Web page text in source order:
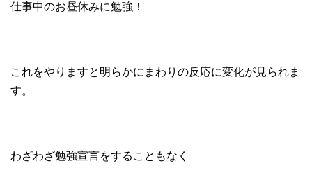
仕事中のお昼休みに勉強！
これをやりますと明らかにまわりの反応に変化が見られま
す。
わざわざ勉強宣言をすることもなく